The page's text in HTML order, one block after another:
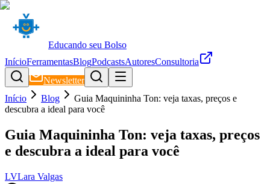
Educando seu Bolso
InícioFerramentasBlogPodcastsAutoresConsultoria
Newsletter
Início
Blog
Guia Maquininha Ton: veja taxas, preços e
descubra a ideal para você
Guia Maquininha Ton: veja taxas, preços
e descubra a ideal para você
LVLara Valgas